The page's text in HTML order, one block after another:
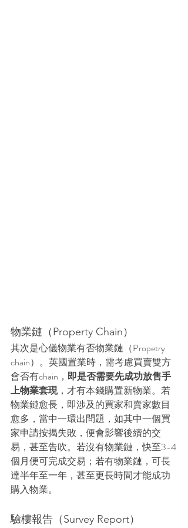
物業鏈（Property Chain）
其次是心儀物業有否物業鏈（Propetry
chain）。英國置業時，需考慮買賣雙方
會否有chain， 即是否需要先成功放售手
上物業套現，才有本錢購置新物業。若
物業鏈愈長，即涉及的買家和賣家數目
愈多，當中一環出問題，如其中一個買
家申請按揭失敗，便會影響後續的交
易，甚至告吹。若沒有物業鏈，快至3-4
個月便可完成交易；若有物業鏈，可長
達半年至一年，甚至更長時間才能成功
購入物業。
驗樓報告（Survey Report）